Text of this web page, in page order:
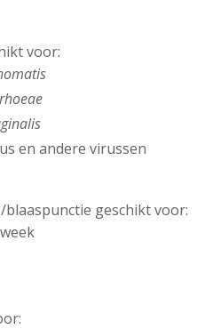
voor:
en andere virussen
geschikt voor: